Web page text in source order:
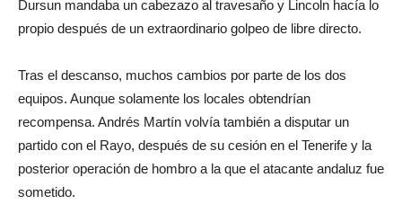
Dursun mandaba un cabezazo al travesaño y Lincoln hacía lo
propio después de un extraordinario golpeo de libre directo.
Tras el descanso, muchos cambios por parte de los dos
equipos. Aunque solamente los locales obtendrían
recompensa. Andrés Martín volvía también a disputar un
partido con el Rayo, después de su cesión en el Tenerife y la
posterior operación de hombro a la que el atacante andaluz fue
sometido.